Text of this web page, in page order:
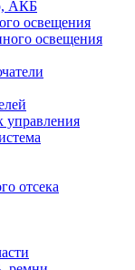
АКБ
освещения
освещения
управления
отсека